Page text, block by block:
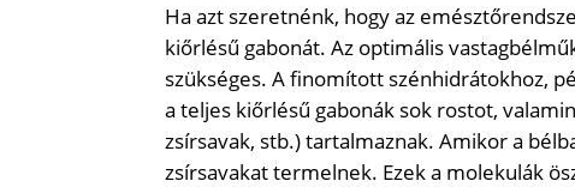
Ha azt szeretnénk, hogy az
kiőrlésű gabonát. Az optimális
szükséges. A finomított szénhidrátokhoz,
a teljes kiőrlésű gabonák sok rostot,
zsírsavak, stb.) tartalmaznak. Amikor a
zsírsavakat termelnek. Ezek a molekulák